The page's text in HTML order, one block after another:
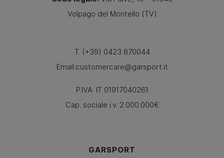
Volpago del Montello (TV)
T. (+39) 0423 870044
Email:customercare@garsport.it
P.IVA: IT 01917040261
Cap. sociale i.v. 2.000.000€
GARSPORT